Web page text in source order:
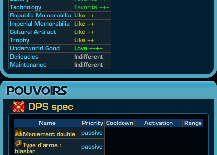
Technology
Favorite +++
Republic Memorabilia Like ++
Imperial Memorabilia
Like ++
Cultural Artifact
Like ++
Trophy
Like ++
Underworld Good
Love ++++
Delicacies
Indifferent
Maintenance
Indifferent
POUVOIRS
DPS spec
Name Priority Cooldown Activation
Range
Maniement double
passive
Type d'arme :
blaster
passive